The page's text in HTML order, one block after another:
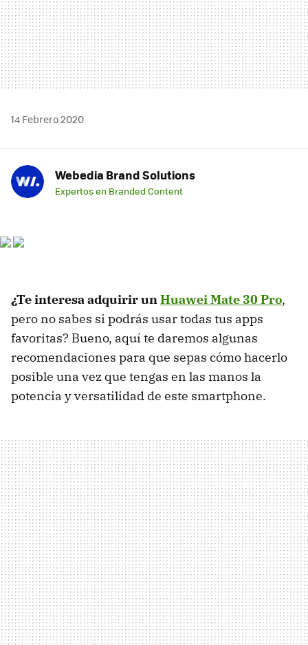
14 Febrero 2020
Webedia Brand Solutions
Expertos en Branded Content
¿Te interesa adquirir unHuawei Mate 30 Pro,
pero no sabes si podrás usar todas tus apps
favoritas? Bueno, aquí te daremos algunas
recomendaciones para que sepas cómo hacerlo
posible una vez que tengas en las manos la
potencia y versatilidad de este smartphone.